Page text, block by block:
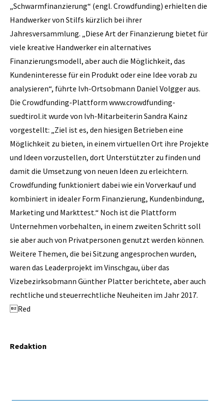
„Schwarmfinanzierung“ (engl. Crowdfunding) erhielten die
Handwerker von Stilfs kürzlich bei ihrer
Jahresversammlung. „Diese Art der Finanzierung bietet für
viele kreative Handwerker ein alternatives
Finanzierungsmodell, aber auch die Möglichkeit, das
Kundeninteresse für ein Produkt oder eine Idee vorab zu
analysieren“, führte lvh-Ortsobmann Daniel Volgger aus.
Die Crowdfunding-Plattform www.crowdfunding-
suedtirol.it wurde von lvh-Mitarbeiterin Sandra Kainz
vorgestellt: „Ziel ist es, den hiesigen Betrieben eine
Möglichkeit zu bieten, in einem virtuellen Ort ihre Projekte
und Ideen vorzustellen, dort Unterstützter zu finden und
damit die Umsetzung von neuen Ideen zu erleichtern.
Crowdfunding funktioniert dabei wie ein Vorverkauf und
kombiniert in idealer Form Finanzierung, Kundenbindung,
Marketing und Markttest.“ Noch ist die Plattform
Unternehmen vorbehalten, in einem zweiten Schritt soll
sie aber auch von Privatpersonen genutzt werden können.
Weitere Themen, die bei Sitzung angesprochen wurden,
waren das Leaderprojekt im Vinschgau, über das
Vizebezirksobmann Günther Platter berichtete, aber auch
rechtliche und steuerrechtliche Neuheiten im Jahr 2017.
Red
Redaktion